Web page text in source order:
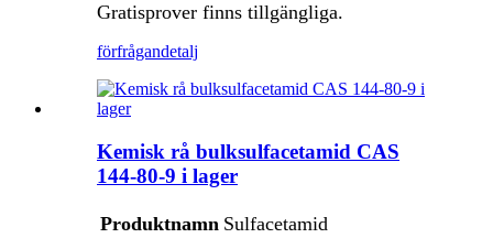
Gratisprover finns tillgängliga.
förfrågandetalj
Kemisk rå bulksulfacetamid CAS
144-80-9 i lager
Produktnamn Sulfacetamid